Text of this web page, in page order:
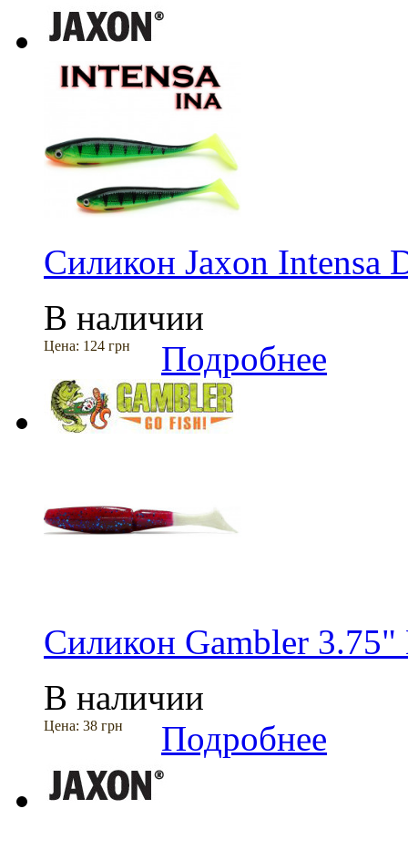
Силикон Jaxon Intensa
В наличии
Цена: 124 грн Подробнее
Силикон Gambler
В наличии
Цена: 38 грн Подробнее